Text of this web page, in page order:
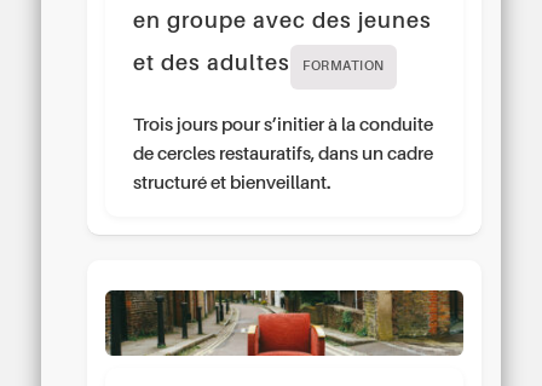
en groupe avec des jeunes
et des adultes
FORMATION
Trois jours pour s’initier à la conduite
de cercles restauratifs, dans un cadre
structuré et bienveillant.